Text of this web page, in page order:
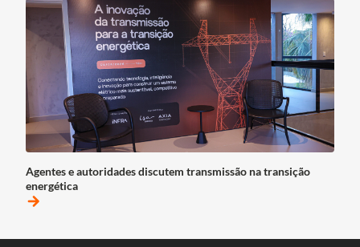
Agentes e autoridades discutem transmissão na transição
energética
arrow_forward